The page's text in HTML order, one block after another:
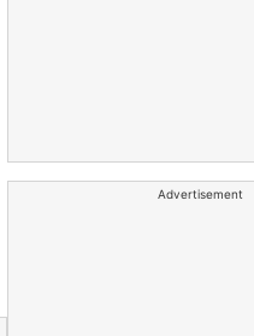
Advertisement